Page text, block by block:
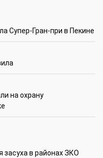
Супер-Гран-при в Пекине
на охрану
засуха в районах ЗКО